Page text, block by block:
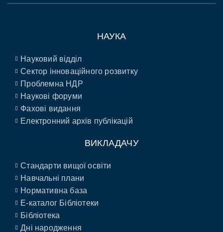
НАУКА
Науковий відділ
Сектор інноваційного розвитку
Проблемна НДР
Наукові форуми
Фахові видання
Електронний архів публікацій
ВИКЛАДАЧУ
Стандарти вищої освіти
Навчальні плани
Нормативна база
E-каталог Бібліотеки
Бібліотека
Дні народження